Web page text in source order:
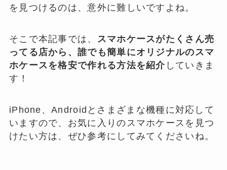
を見つけるのは、意外に難しいですよね。
そこで本記事では、
スマホケースがたくさん売
ってる店から、誰でも簡単にオリジナルのスマ
ホケースを格安で作れる方法を紹介 していきま
す！
iPhone、Androidとさまざまな機種に対応して
いますので、お気に入りのスマホケースを見つ
けたい方は、ぜひ参考にしてみてくださいね。